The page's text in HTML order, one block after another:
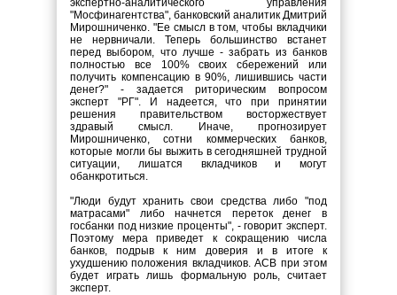
"Мосфинагентства", банковский аналитик Дмитрий
Мирошниченко. "Ее смысл в том, чтобы вкладчики
не нервничали. Теперь большинство встанет
перед выбором, что лучше - забрать из банков
полностью все 100% своих сбережений или
получить компенсацию в 90%, лишившись части
денег?" - задается риторическим вопросом
эксперт "РГ". И надеется, что при принятии
решения правительством восторжествует
здравый смысл. Иначе, прогнозирует
Мирошниченко, сотни коммерческих банков,
которые могли бы выжить в сегодняшней трудной
ситуации, лишатся вкладчиков и могут
обанкротиться.
"Люди будут хранить свои средства либо "под
матрасами" либо начнется переток денег в
госбанки под низкие проценты", - говорит эксперт.
Поэтому мера приведет к сокращению числа
банков, подрыв к ним доверия и в итоге к
ухудшению положения вкладчиков. АСВ при этом
будет играть лишь формальную роль, считает
эксперт.